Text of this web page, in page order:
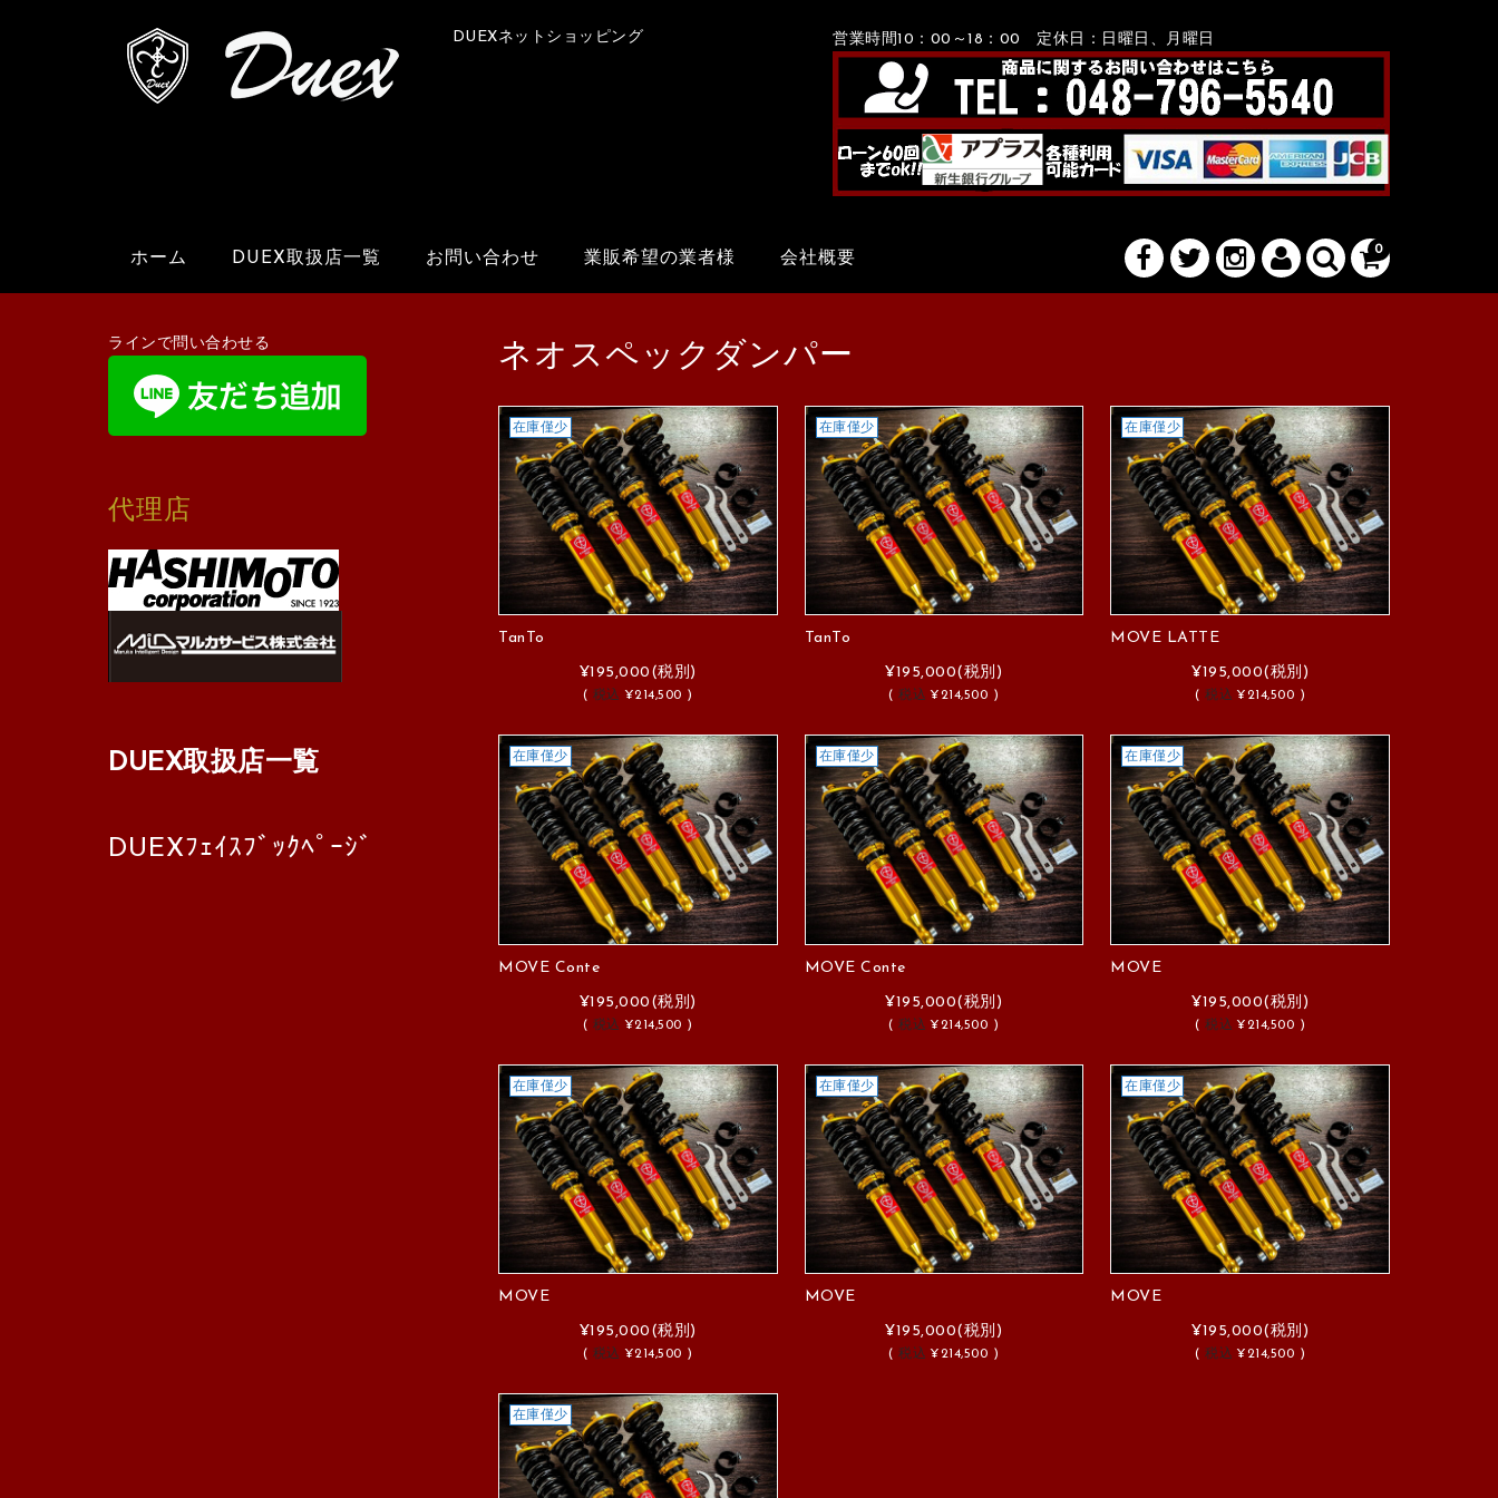
DUEXネットショッピング 営業時間10：00～18：00 定休日：日曜日、月曜日
0
ホーム DUEX取扱店一覧 お問い合わせ 業販希望の業者様 会社概要
ネオスペックダンパー
在庫僅少
TanTo
¥195,000 (税別)
( 税込 ¥214,500 )
在庫僅少
TanTo
¥195,000(税別)
(税込 ¥214,500 )
在庫僅少
MOVE LATTE
¥195,000(税別)
(税込 ¥214,500 )
在庫僅少
MOVE Conte
¥195,000 (税別)
( 税込 ¥214,500 )
在庫僅少
MOVE Conte
¥195,000(税別)
(税込 ¥214,500 )
在庫僅少
MOVE
¥195,000(税別)
(税込 ¥214,500 )
在庫僅少
MOVE
¥195,000 (税別)
( 税込 ¥214,500 )
在庫僅少
MOVE
¥195,000(税別)
(税込 ¥214,500 )
在庫僅少
MOVE
¥195,000(税別)
(税込 ¥214,500 )
在庫僅少
ラインで問い合わせる
代理店
DUEX取扱店一覧
DUEXﾌｪｲｽﾌﾞｯｸﾍﾟｰｼﾞ